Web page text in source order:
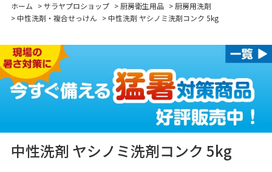
ホーム >サラヤプロショップ > 厨房衛生用品 > 厨房用洗剤
> 中性洗剤・複合せっけん > 中性洗剤 ヤシノミ洗剤コンク 5kg
中性洗剤 ヤシノミ洗剤コンク 5kg